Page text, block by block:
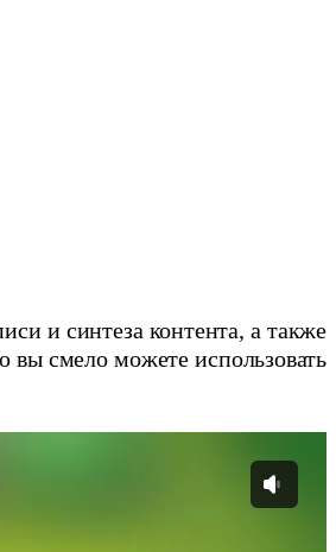
и синтеза контента, а также
вы смело можете использовать